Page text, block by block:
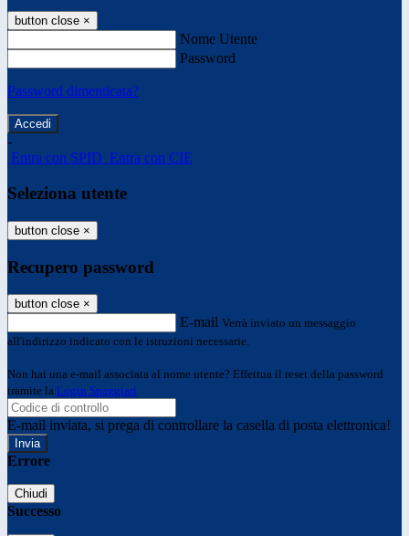
button close ×
Nome Utente
Password
Password dimenticata?
-
Entra con SPID Entra con CIE
Seleziona utente
button close ×
Recupero password
button close ×
E-mail Verrà inviato un messaggio
all'indirizzo indicato con le istruzioni necessarie.
Non hai una e-mail associata al nome utente? Effettua il reset della password
tramite la Login Spaggiari
E-mail inviata, si prega di controllare la casella di posta elettronica!
Errore
Chiudi
Successo